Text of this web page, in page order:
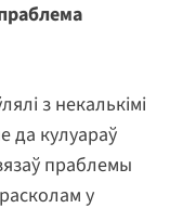
з некалькімі
да кулуараў
праблемы
у